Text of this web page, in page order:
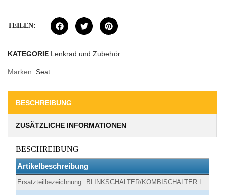
TEILEN:
KATEGORIE Lenkrad und Zubehör
Marken: Seat
BESCHREIBUNG
ZUSÄTZLICHE INFORMATIONEN
BESCHREIBUNG
Artikelbeschreibung
Ersatzteilbezeichnung BLINKSCHALTER/KOMBISCHALTER L